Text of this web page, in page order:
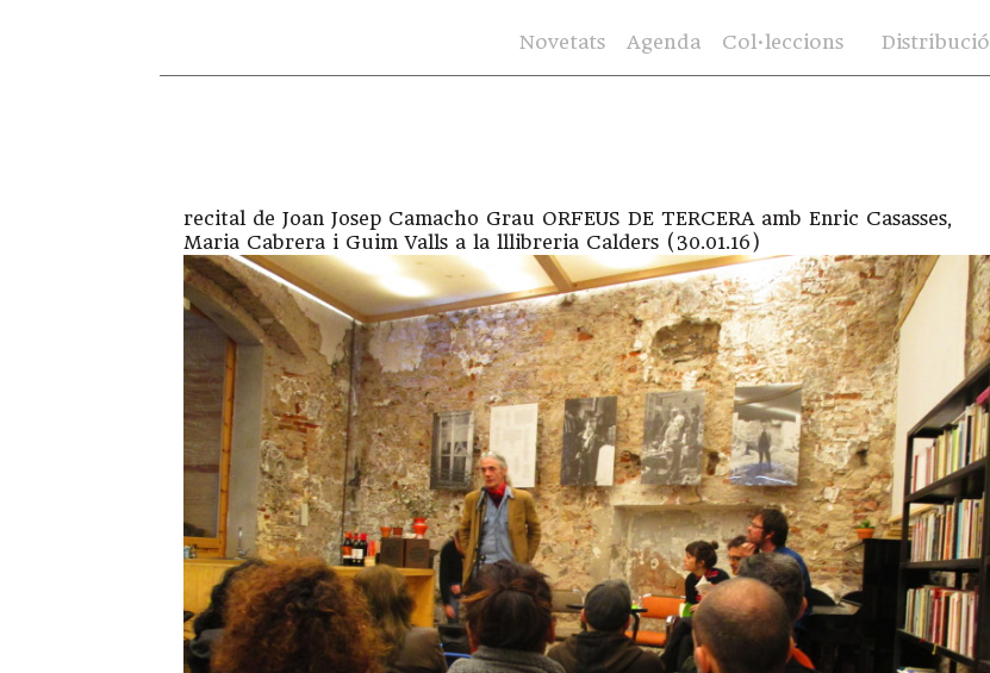
Novetats Agenda Col·leccions Distribució
recital de Joan Josep Camacho Grau ORFEUS DE TERCERA amb Enric Casasses,
Maria Cabrera i Guim Valls a la lllibreria Calders (30.01.16)